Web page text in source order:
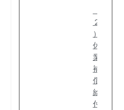
２
）
休
業
補
償
給
付